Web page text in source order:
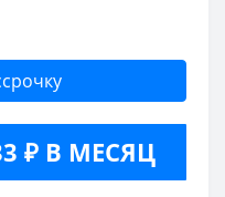
₽ В МЕСЯЦ